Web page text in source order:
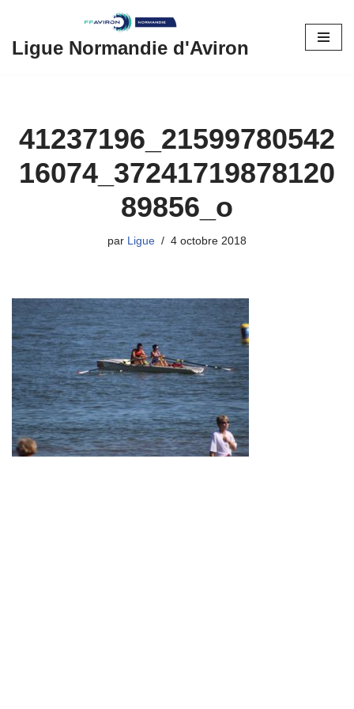
Aller
Ligue Normandie d'Aviron
41237196_21599780542
16074_37241719878120
89856_o
par Ligue 4 octobre 2018